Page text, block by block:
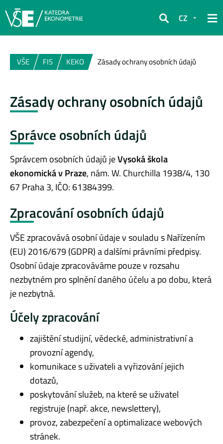
Hledat
CZ
VŠE FIS KEKO Zásady ochrany osobních údajů
Zásady ochrany osobních údajů
Správce osobních údajů
Správcem osobních údajů jeVysoká škola
ekonomická v Praze, nám. W. Churchilla 1938/4, 130
67 Praha 3, IČO: 61384399.
Zpracování osobních údajů
VŠE zpracovává osobní údaje v souladu s Nařízením
(EU) 2016/679 (GDPR) a dalšími právními předpisy.
Osobní údaje zpracováváme pouze v rozsahu
nezbytném pro splnění daného účelu a po dobu, která
je nezbytná.
Účely zpracování
zajištění studijní, vědecké, administrativní a
provozní agendy,
komunikace s uživateli a vyřizování jejich
dotazů,
poskytování služeb, na které se uživatel
registruje (např. akce, newslettery),
provoz, zabezpečení a optimalizace webových
stránek.